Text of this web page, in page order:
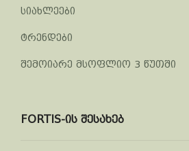
სიახლეები
ტრენდები
შემოიარე მსოფლიო 3 წუთში
FORTIS-ის შესახებ